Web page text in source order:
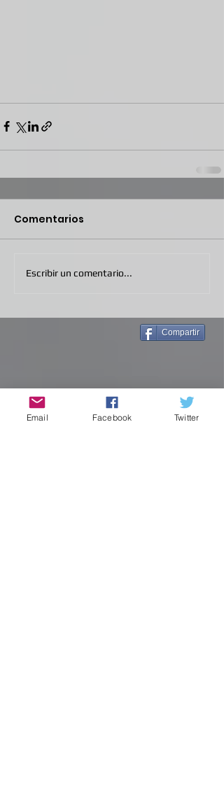
Comentarios
Escribir un comentario...
Compartir
Email Facebook Twitter